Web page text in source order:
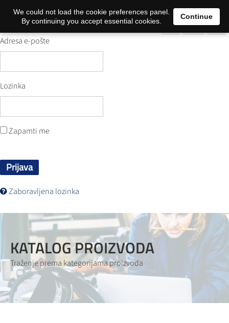
0
Adresa e-pošte
Lozinka
Zapamti me
Prijava
Zaboravljena lozinka
KATALOG PROIZVODA
Traženje prema kategorijama proizvoda
We could not load the cookie preferences panel.
By continuing you accept essential cookies.
Continue